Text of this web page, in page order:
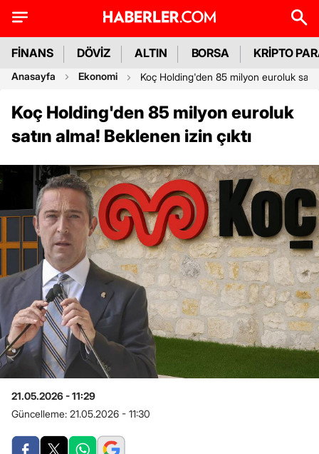
FİNANS DÖVİZ ALTIN BORSA KRİPTO
Anasayfa Ekonomi Koç Holding'den 85 milyon euroluk
Koç Holding'den 85 milyon euroluk
satın alma! Beklenen izin çıktı
21.05.2026 - 11:29
Güncelleme: 21.05.2026 - 11:30